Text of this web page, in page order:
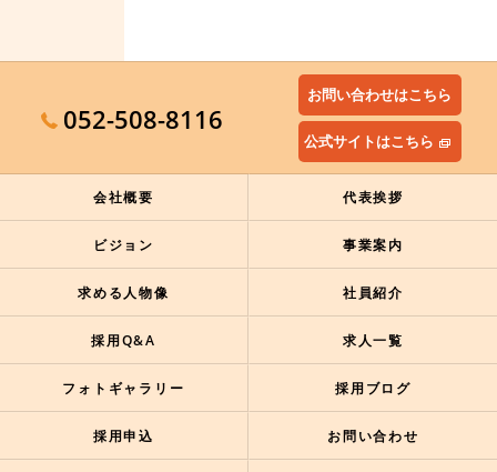
052-508-8116
公式サイトはこちら
お問い合わせはこちら
会社概要 代表挨拶
ビジョン 事業案内
求める人物像 社員紹介
採用Q&A 求人一覧
フォトギャラリー 採用ブログ
採用申込 お問い合わせ